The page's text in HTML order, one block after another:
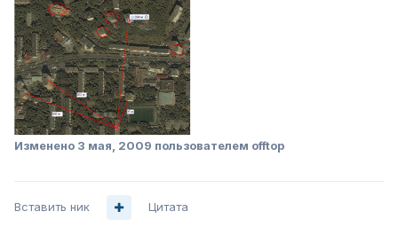
Изменено 3 мая, 2009 пользователем offtop
Вставить ник Цитата